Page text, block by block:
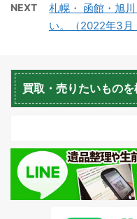
蘭越町不用品回収
NEXT
札幌・ 函館・旭
い。（2022年3月
買取・売りたいものを